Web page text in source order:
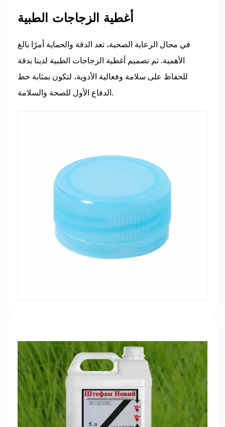
أغطية الزجاجات الطبية
في مجال الرعاية الصحية، تعد الدقة والحماية أمرًا بالغ
الأهمية. تم تصميم أغطية الزجاجات الطبية لدينا بدقة
للحفاظ على سلامة وفعالية الأدوية، لتكون بمثابة خط
الدفاع الأول للصحة والسلامة.